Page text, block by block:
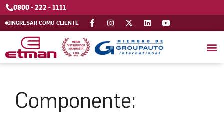
0800 - 222 - 1111
INGRESAR COMO CLIENTE
Componente: